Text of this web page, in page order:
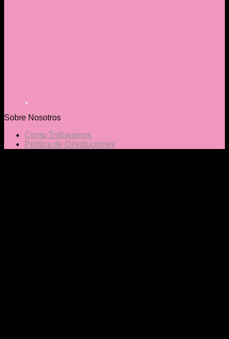
Sobre Nosotros
Como Trabajamos
Política de Devoluciones